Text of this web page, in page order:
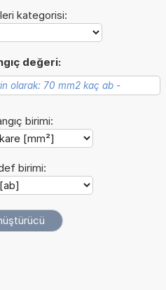
kategorisi:
değeri:
birimi:
birimi: